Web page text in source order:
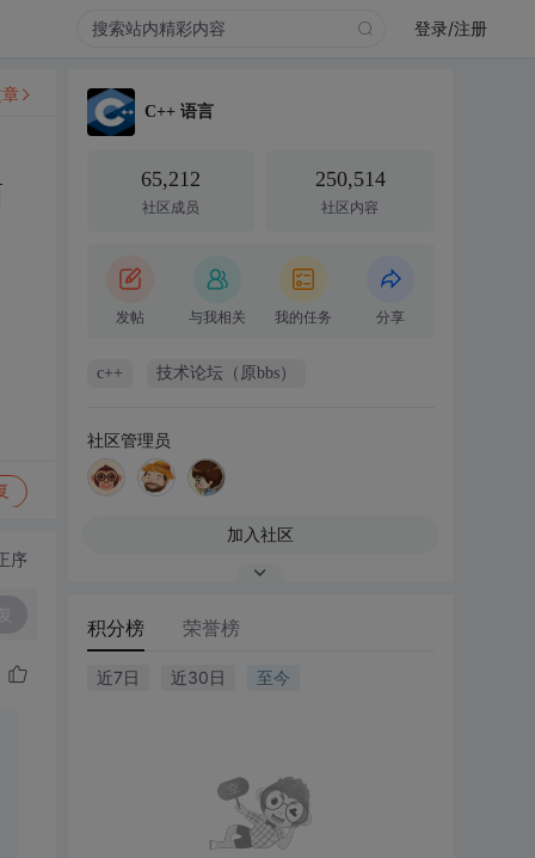
登录/注册
序
C++ 语言
65,212
社区成员
250,514
社区内容
发帖 与我相关 我的任务 分享
c++ 技术论坛（原bbs）
社区管理员
加入社区
积分榜 荣誉榜
近7日 近30日 至今